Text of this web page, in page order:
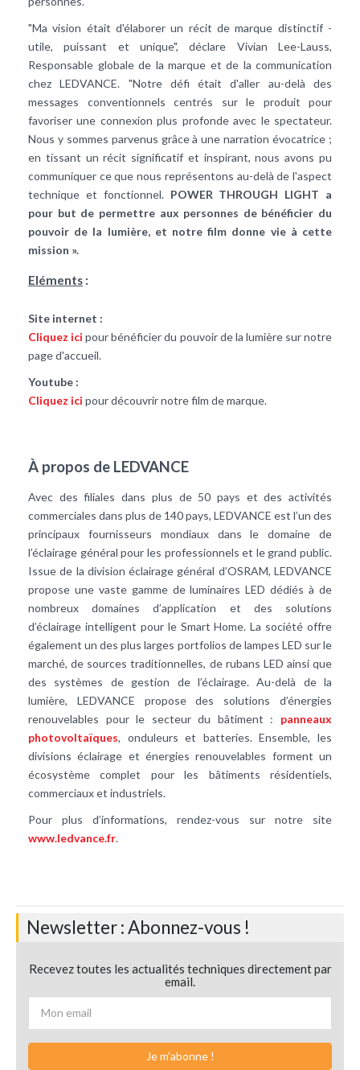
"Ma vision était d'élaborer un récit de marque distinctif -
utile, puissant et unique", déclare Vivian Lee-Lauss,
Responsable globale de la marque et de la communication
chez LEDVANCE. "Notre défi était d'aller au-delà des
messages conventionnels centrés sur le produit pour
favoriser une connexion plus profonde avec le spectateur.
Nous y sommes parvenus grâce à une narration évocatrice ;
en tissant un récit significatif et inspirant, nous avons pu
communiquer ce que nous représentons au-delà de l'aspect
technique et fonctionnel. POWER THROUGH LIGHT a
pour but de permettre aux personnes de bénéficier du
pouvoir de la lumière, et notre film donne vie à cette
mission ».
Eléments :
Site internet :
Cliquez ici pour bénéficier du pouvoir de la lumière sur notre
page d'accueil.
Youtube :
Cliquez ici pour découvrir notre film de marque.
À propos de LEDVANCE
Avec des filiales dans plus de 50 pays et des activités
commerciales dans plus de 140 pays, LEDVANCE est l’un des
principaux fournisseurs mondiaux dans le domaine de
l’éclairage général pour les professionnels et le grand public.
Issue de la division éclairage général d’OSRAM, LEDVANCE
propose une vaste gamme de luminaires LED dédiés à de
nombreux domaines d’application et des solutions
d’éclairage intelligent pour le Smart Home. La société offre
également un des plus larges portfolios de lampes LED sur le
marché, de sources traditionnelles, de rubans LED ainsi que
des systèmes de gestion de l’éclairage. Au-delà de la
lumière, LEDVANCE propose des solutions d’énergies
renouvelables pour le secteur du bâtiment : panneaux
photovoltaïques, onduleurs et batteries. Ensemble, les
divisions éclairage et énergies renouvelables forment un
écosystème complet pour les bâtiments résidentiels,
commerciaux et industriels.
Pour plus d’informations, rendez-vous sur notre site
www.ledvance.fr.
Newsletter : Abonnez-vous !
Recevez toutes les actualités techniques directement par
email.
Je m'abonne !